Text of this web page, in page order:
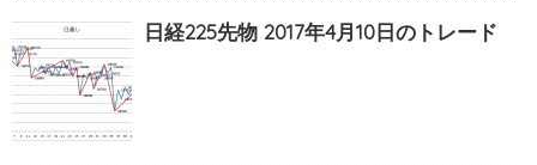
日経225先物 2017年4月10日のトレード